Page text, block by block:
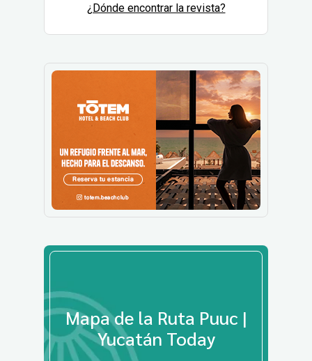
¿Dónde encontrar la revista?
Mapa de la Ruta Puuc |
Yucatán Today